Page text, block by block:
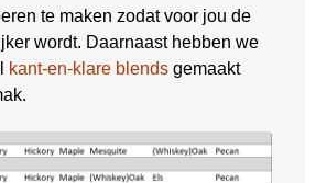
te maken zodat voor jou de
wordt. Daarnaast hebben we
kant-en-klare blends gemaakt